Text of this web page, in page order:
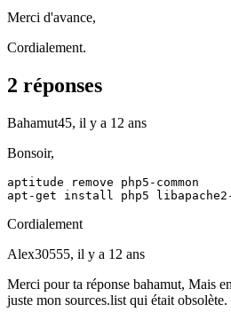
Merci d'avance,
Cordialement.
2 réponses
Bahamut45, il y a 12 ans
Bonsoir,
aptitude remove php5-common
apt-get install php5 libapache2-
Cordialement
Alex30555, il y a 12 ans
Merci pour ta réponse bahamut, Mais
juste mon sources.list qui était obsolète.